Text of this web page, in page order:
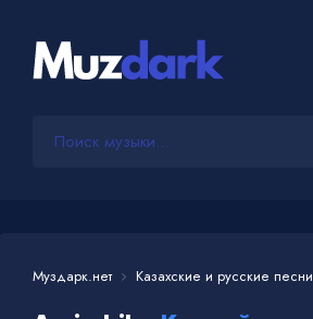
Муздарк.нет Казахские и русские песни